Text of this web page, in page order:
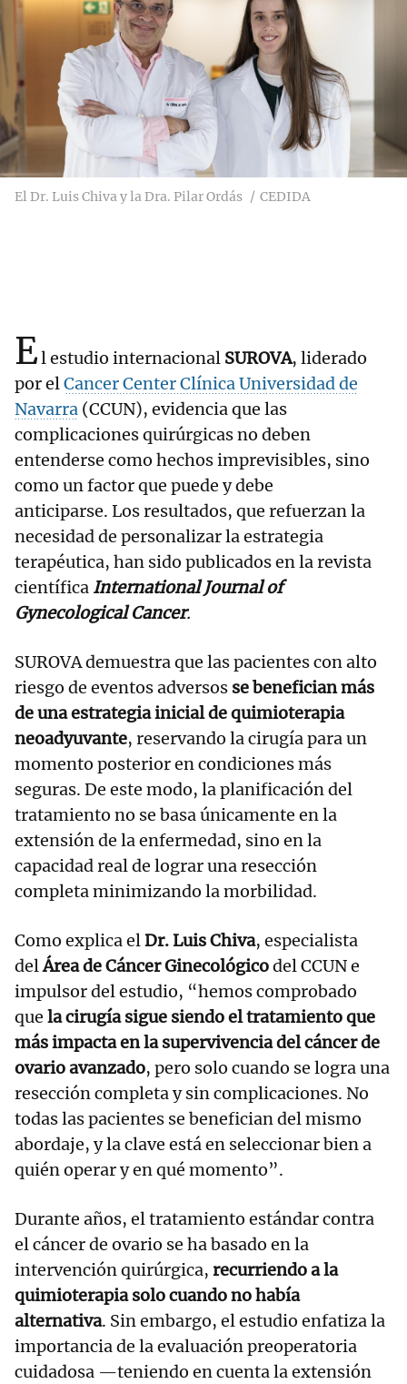
El Dr. Luis Chiva y la Dra. Pilar Ordás CEDIDA
El estudio internacional SUROVA, liderado
por elCancer Center Clínica Universidad de
Navarra (CCUN), evidencia que las
complicaciones quirúrgicas no deben
entenderse como hechos imprevisibles, sino
como un factor que puede y debe
anticiparse. Los resultados, que refuerzan la
necesidad de personalizar la estrategia
terapéutica, han sido publicados en la revista
científica International Journal of
Gynecological Cancer.
SUROVA demuestra que las pacientes con alto
riesgo de eventos adversos se benefician más
de una estrategia inicial de quimioterapia
neoadyuvante, reservando la cirugía para un
momento posterior en condiciones más
seguras. De este modo, la planificación del
tratamiento no se basa únicamente en la
extensión de la enfermedad, sino en la
capacidad real de lograr una resección
completa minimizando la morbilidad.
Como explica elDr. Luis Chiva, especialista
delÁrea de Cáncer Ginecológicodel CCUN e
impulsor del estudio, “hemos comprobado
que la cirugía sigue siendo el tratamiento que
más impacta en la supervivencia del cáncer de
ovario avanzado, pero solo cuando se logra una
resección completa y sin complicaciones. No
todas las pacientes se benefician del mismo
abordaje, y la clave está en seleccionar bien a
quién operar y en qué momento”.
Durante años, el tratamiento estándar contra
el cáncer de ovario se ha basado en la
intervención quirúrgica, recurriendo a la
quimioterapia solo cuando no había
alternativa. Sin embargo, el estudio enfatiza la
importancia de la evaluación preoperatoria
cuidadosa —teniendo en cuenta la extensión